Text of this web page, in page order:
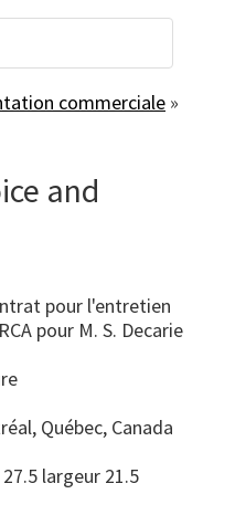
commerciale »
and
pour l'entretien
pour M. S. Decarie
Québec, Canada
largeur 21.5